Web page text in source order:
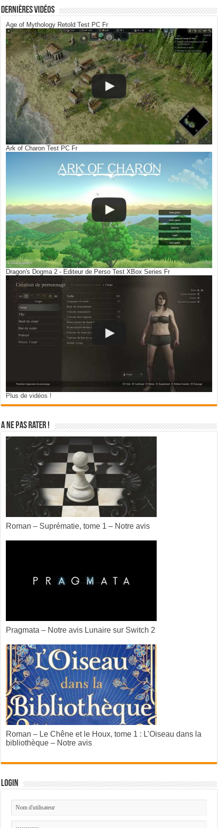
Dernières Vidéos
Age of Mythology Retold Test PC Fr
Ark of Charon Test PC Fr
Dragon's Dogma 2 - Editeur de Perso Test XBox Series Fr
Plus de vidéos !
A ne pas rater !
Roman – Suprématie, tome 1 – Notre avis
Pragmata – Notre avis Lunaire sur Switch 2
Roman – Le Chêne et le Houx, tome 1 : L’Oiseau dans la
bibliothèque – Notre avis
Login